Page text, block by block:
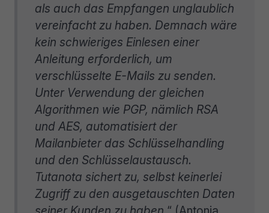
als auch das Empfangen unglaublich
vereinfacht zu haben. Demnach wäre
kein schwieriges Einlesen einer
Anleitung erforderlich, um
verschlüsselte E-Mails zu senden.
Unter Verwendung der gleichen
Algorithmen wie PGP, nämlich RSA
und AES, automatisiert der
Mailanbieter das Schlüsselhandling
und den Schlüsselaustausch.
Tutanota sichert zu, selbst keinerlei
Zugriff zu den ausgetauschten Daten